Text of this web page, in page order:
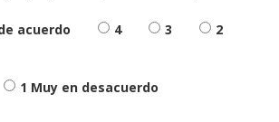
acuerdo 4 3 2
1 Muy en desacuerdo